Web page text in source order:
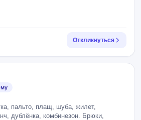
Откликнуться
пальто, плащ, шуба, жилет,
дублёнка, комбинезон. Брюки,